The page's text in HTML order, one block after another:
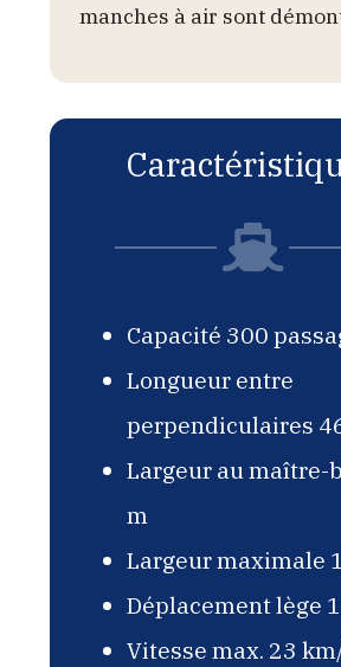
manches à air sont
Capacité 300
Longueur entre
perpendiculaires
Largeur au maître-
m
Largeur maximale
Déplacement lège
Vitesse max. 23